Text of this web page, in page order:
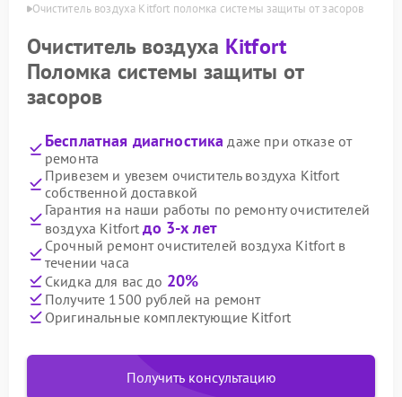
Очиститель воздуха Kitfort поломка системы защиты от засоров
Очиститель воздуха Kitfort
Поломка системы защиты от
засоров
Бесплатная диагностика даже при отказе от
ремонта
Привезем и увезем очиститель воздуха Kitfort
собственной доставкой
Гарантия на наши работы по ремонту очистителей
воздуха Kitfortдо 3-х лет
Срочный ремонт очистителей воздуха Kitfort в
течении часа
Скидка для вас до 20%
Получите 1500 рублей на ремонт
Оригинальные комплектующие Kitfort
Получить консультацию